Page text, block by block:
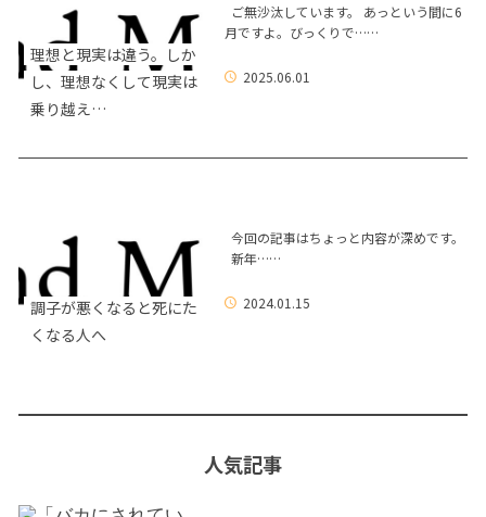
理想と現実は違う。しか
し、理想なくして現実は
乗り越え…
ご無沙汰しています。 あっという間に6
月ですよ。びっくりで……
2025.06.01
調子が悪くなると死にた
くなる人へ
今回の記事はちょっと内容が深めです。
新年……
2024.01.15
人気記事